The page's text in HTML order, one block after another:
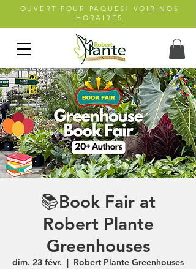
OUVERT POUR PAQUES! VOIR NOS
HORAIRES
📚Book Fair at
Robert Plante
Greenhouses
dim. 23 févr.
Robert Plante Greenhouses